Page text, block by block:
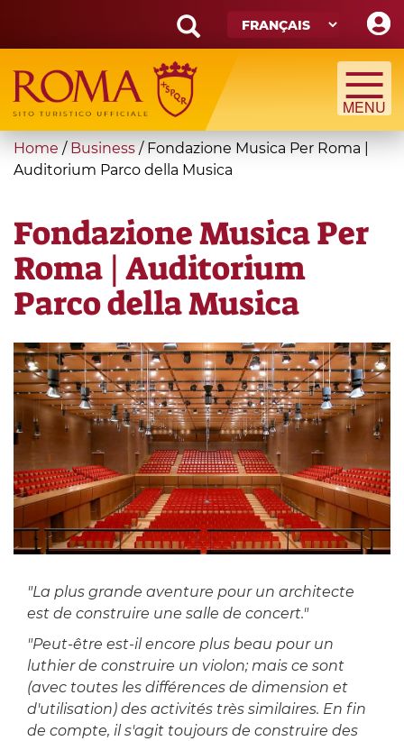
main
content
Search
form
Recherche
You
are
Home / Business / Fondazione Musica Per Roma |
Auditorium Parco della Musica
Fondazione Musica Per
Roma | Auditorium
Parco della Musica
"La plus grande aventure pour un architecte
est de construire une salle de concert."
"Peut-être est-il encore plus beau pour un
luthier de construire un violon; mais ce sont
(avec toutes les différences de dimension et
d'utilisation) des activités très similaires. En fin
de compte, il s'agit toujours de construire des